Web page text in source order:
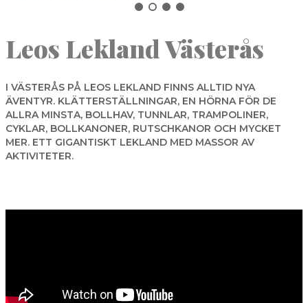
SALA
SKINNSKATTEBERG
SURAHAMMAR
VÄSTERÅS
Sök
Leos Lekland Västerås
I VÄSTERÅS PÅ LEOS LEKLAND FINNS ALLTID NYA
ÄVENTYR. KLÄTTERSTÄLLNINGAR, EN HÖRNA FÖR DE
ALLRA MINSTA, BOLLHAV, TUNNLAR, TRAMPOLINER,
CYKLAR, BOLLKANONER, RUTSCHKANOR OCH MYCKET
MER. ETT GIGANTISKT LEKLAND MED MASSOR AV
AKTIVITETER.